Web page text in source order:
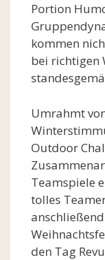
Portion
kommen
bei richtigen
Umrahmt
Outdoor
Teamspiele
tolles
den Tag